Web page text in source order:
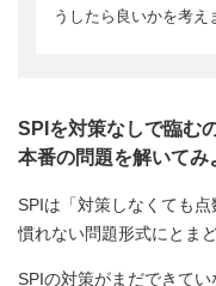
うしたら良いかを考え
SPIを対策なしで臨む
本番の問題を解いてみ
SPIは「対策しなくても点
慣れない問題形式にとま
SPIの対策がまだできてい